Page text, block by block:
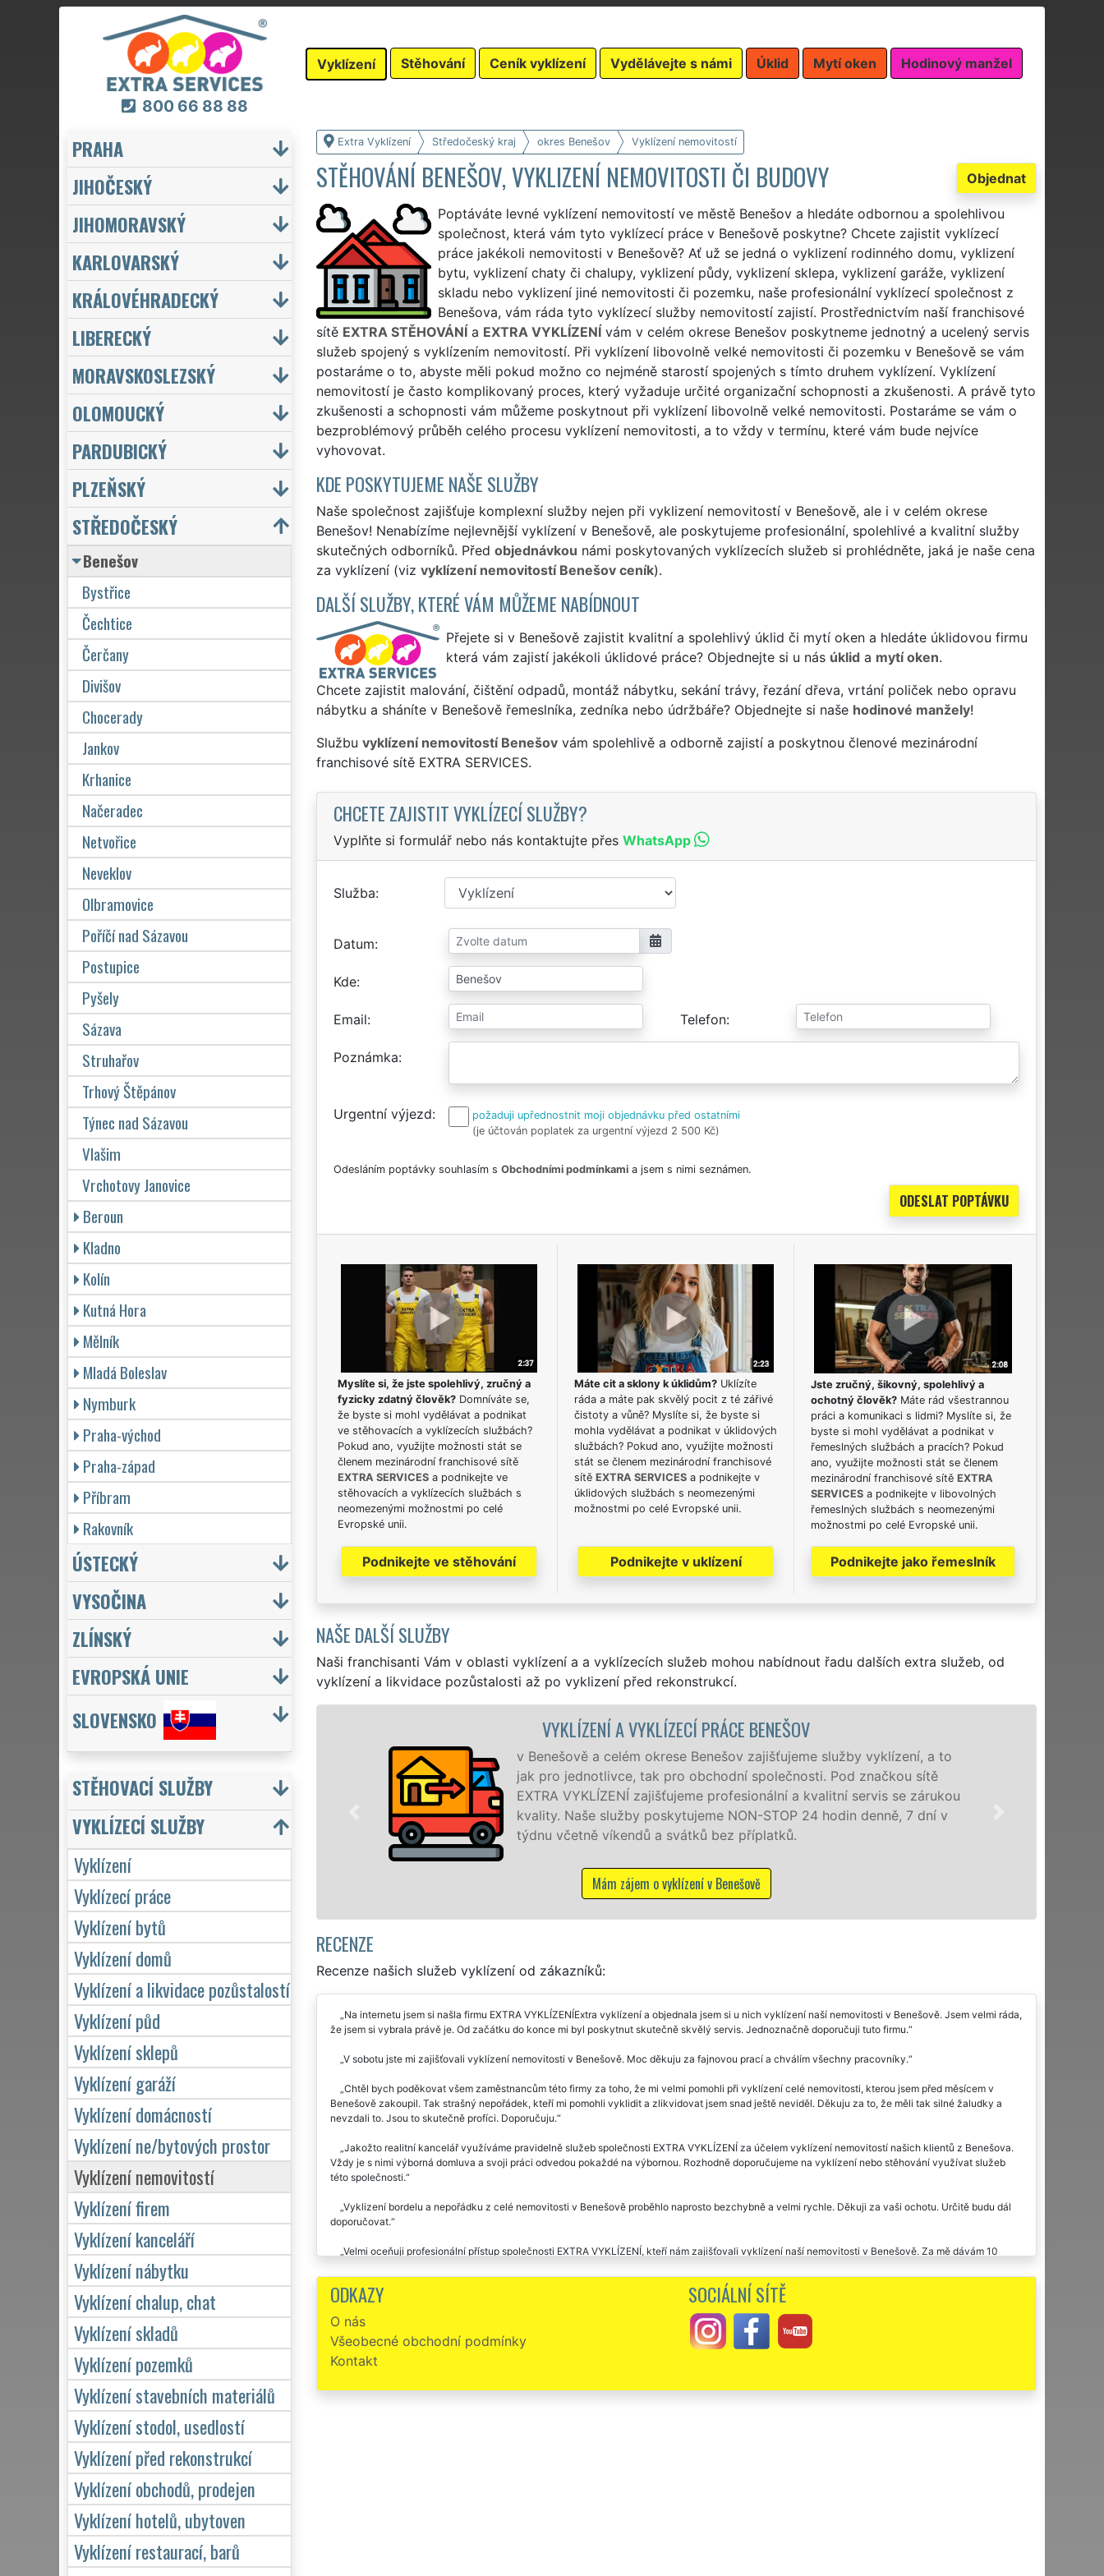
800 66 88 88
Vyklízení Stěhování Ceník vyklízení Vydělávejte s námi Úklid Mytí oken Hodinový manžel
Extra Vyklízení Středočeský kraj okres Benešov Vyklízení nemovitostí
Objednat
STĚHOVÁNÍ BENEŠOV, VYKLIZENÍ NEMOVITOSTI ČI BUDOVY
Poptáváte levné vyklízení nemovitostí ve městě Benešov a hledáte odbornou a spolehlivou
společnost, která vám tyto vyklízecí práce v Benešově poskytne? Chcete zajistit vyklízecí
práce jakékoli nemovitosti v Benešově? Ať už se jedná o vyklizení rodinného domu, vyklizení
bytu, vyklizení chaty či chalupy, vyklizení půdy, vyklizení sklepa, vyklizení garáže, vyklizení
skladu nebo vyklizení jiné nemovitosti či pozemku, naše profesionální vyklízecí společnost z
Benešova, vám ráda tyto vyklízecí služby nemovitostí zajistí. Prostřednictvím naší franchisové
sítě EXTRA STĚHOVÁNÍa EXTRA VYKLÍZENÍvám v celém okrese Benešov poskytneme jednotný a ucelený servis
služeb spojený s vyklízením nemovitostí. Při vyklízení libovolně velké nemovitosti či pozemku v Benešově se vám
postaráme o to, abyste měli pokud možno co nejméně starostí spojených s tímto druhem vyklízení. Vyklízení
nemovitostí je často komplikovaný proces, který vyžaduje určité organizační schopnosti a zkušenosti. A právě tyto
zkušenosti a schopnosti vám můžeme poskytnout při vyklízení libovolně velké nemovitosti. Postaráme se vám o
bezproblémový průběh celého procesu vyklízení nemovitosti, a to vždy v termínu, které vám bude nejvíce
vyhovovat.
KDE POSKYTUJEME NAŠE SLUŽBY
Naše společnost zajišťuje komplexní služby nejen při vyklizení nemovitostí v Benešově, ale i v celém okrese
Benešov! Nenabízíme nejlevnější vyklízení v Benešově, ale poskytujeme profesionální, spolehlivé a kvalitní služby
skutečných odborníků. Před objednávkou námi poskytovaných vyklízecích služeb si prohlédněte, jaká je naše cena
za vyklízení (viz vyklízení nemovitostí Benešov ceník).
DALŠÍ SLUŽBY, KTERÉ VÁM MŮŽEME NABÍDNOUT
Přejete si v Benešově zajistit kvalitní a spolehlivý úklid či mytí oken a hledáte úklidovou firmu
která vám zajistí jakékoli úklidové práce? Objednejte si u nás úklid a mytí oken.
Chcete zajistit malování, čištění odpadů, montáž nábytku, sekání trávy, řezání dřeva, vrtání poliček nebo opravu
nábytku a sháníte v Benešově řemeslníka, zedníka nebo údržbáře? Objednejte si naše hodinové manžely!
Službu vyklízení nemovitostí Benešovvám spolehlivě a odborně zajistí a poskytnou členové mezinárodní
franchisové sítě EXTRA SERVICES.
CHCETE ZAJISTIT VYKLÍZECÍ SLUŽBY?
Vyplňte si formulář nebo nás kontaktujte přes WhatsApp
Služba
Datum
Kde
Email Telefon
Poznámka
Urgentní výjezd
požaduji upřednostnit moji objednávku před ostatními
(je účtován poplatek za urgentní výjezd 2 500 Kč)
Odesláním poptávky souhlasím s Obchodními podmínkamia jsem s nimi seznámen.
Myslíte si, že jste spolehlivý, zručný a
fyzicky zdatný člověk?Domníváte se,
že byste si mohl vydělávat a podnikat
ve stěhovacích a vyklízecích službách?
Pokud ano, využijte možnosti stát se
členem mezinárodní franchisové sítě
EXTRA SERVICESa podnikejte ve
stěhovacích a vyklízecích službách s
neomezenými možnostmi po celé
Evropské unii.
Podnikejte ve stěhování
Máte cit a sklony k úklidům?Uklízíte
ráda a máte pak skvělý pocit z té zářivé
čistoty a vůně? Myslíte si, že byste si
mohla vydělávat a podnikat v úklidových
službách? Pokud ano, využijte možnosti
stát se členem mezinárodní franchisové
sítě EXTRA SERVICESa podnikejte v
úklidových službách s neomezenými
možnostmi po celé Evropské unii.
Podnikejte v uklízení
Jste zručný, šikovný, spolehlivý a
ochotný člověk? Máte rád všestrannou
práci a komunikaci s lidmi? Myslíte si, že
byste si mohl vydělávat a podnikat v
řemeslných službách a pracích? Pokud
ano, využijte možnosti stát se členem
mezinárodní franchisové sítě EXTRA
SERVICES a podnikejte v libovolných
řemeslných službách s neomezenými
možnostmi po celé Evropské unii.
Podnikejte jako řemeslník
NAŠE DALŠÍ SLUŽBY
Naši franchisanti Vám v oblasti vyklízení a a vyklízecích služeb mohou nabídnout řadu dalších extra služeb, od
vyklízení a likvidace pozůstalosti až po vyklizení před rekonstrukcí.
VYKLÍZENÍ A VYKLÍZECÍ PRÁCE BENEŠOV
v Benešově a celém okrese Benešov zajišťujeme služby vyklízení, a to
jak pro jednotlivce, tak pro obchodní společnosti. Pod značkou sítě
EXTRA VYKLÍZENÍ zajišťujeme profesionální a kvalitní servis se zárukou
kvality. Naše služby poskytujeme NON-STOP 24 hodin denně, 7 dní v
týdnu včetně víkendů a svátků bez příplatků.
Mám zájem o vyklízení v Benešově
RECENZE
Recenze našich služeb vyklízení od zákazníků:
Na internetu jsem si našla firmu EXTRA VYKLÍZENÍExtra vyklízení a objednala jsem si u nich vyklízení naší nemovitosti v Benešově. Jsem velmi ráda,
že jsem si vybrala právě je. Od začátku do konce mi byl poskytnut skutečně skvělý servis. Jednoznačně doporučuji tuto firmu.
V sobotu jste mi zajišťovali vyklízení nemovitosti v Benešově. Moc děkuju za fajnovou prací a chválím všechny pracovníky.
Chtěl bych poděkovat všem zaměstnancům této firmy za toho, že mi velmi pomohli při vyklízení celé nemovitosti, kterou jsem před měsícem v
Benešově zakoupil. Tak strašný nepořádek, kteří mi pomohli vyklidit a zlikvidovat jsem snad ještě neviděl. Děkuju za to, že měli tak silné žaludky a
nevzdali to. Jsou to skutečně profíci. Doporučuju.
Jakožto realitní kancelář využíváme pravidelně služeb společnosti EXTRA VYKLÍZENÍ za účelem vyklízení nemovitostí našich klientů z Benešova.
Vždy je s nimi výborná domluva a svoji práci odvedou pokaždé na výbornou. Rozhodně doporučujeme na vyklízení nebo stěhování využívat služeb
této společnosti.
Vyklizení bordelu a nepořádku z celé nemovitosti v Benešově proběhlo naprosto bezchybně a velmi rychle. Děkuji za vaši ochotu. Určitě budu dál
doporučovat.
Velmi oceňuji profesionální přístup společnosti EXTRA VYKLÍZENÍ, kteří nám zajišťovali vyklízení naší nemovitosti v Benešově. Za mě dávám 10
Pro vyklizení nově zakoupené nemovitosti jsme si vybrali právě tuto společnost. Perfektní organizace, komunikace i cena za vyklízení. V případě
ODKAZY
O nás
Všeobecné obchodní podmínky
Kontakt
SOCIÁLNÍ SÍTĚ
PRAHA
JIHOČESKÝ
JIHOMORAVSKÝ
KARLOVARSKÝ
KRÁLOVÉHRADECKÝ
LIBERECKÝ
MORAVSKOSLEZSKÝ
OLOMOUCKÝ
PARDUBICKÝ
PLZEŇSKÝ
STŘEDOČESKÝ
Benešov
Bystřice
Čechtice
Čerčany
Divišov
Chocerady
Jankov
Krhanice
Načeradec
Netvořice
Neveklov
Olbramovice
Poříčí nad Sázavou
Postupice
Pyšely
Sázava
Struhařov
Trhový Štěpánov
Týnec nad Sázavou
Vlašim
Vrchotovy Janovice
Beroun
Kladno
Kolín
Kutná Hora
Mělník
Mladá Boleslav
Nymburk
Praha-východ
Praha-západ
Příbram
Rakovník
ÚSTECKÝ
VYSOČINA
ZLÍNSKÝ
EVROPSKÁ UNIE
SLOVENSKO
STĚHOVACÍ SLUŽBY
VYKLÍZECÍ SLUŽBY
Vyklízení
Vyklízecí práce
Vyklízení bytů
Vyklízení domů
Vyklízení a likvidace pozůstalostí
Vyklízení půd
Vyklízení sklepů
Vyklízení garáží
Vyklízení domácností
Vyklízení ne/bytových prostor
Vyklízení nemovitostí
Vyklízení firem
Vyklízení kanceláří
Vyklízení nábytku
Vyklízení chalup, chat
Vyklízení skladů
Vyklízení pozemků
Vyklízení stavebních materiálů
Vyklízení stodol, usedlostí
Vyklízení před rekonstrukcí
Vyklízení obchodů, prodejen
Vyklízení hotelů, ubytoven
Vyklízení restaurací, barů